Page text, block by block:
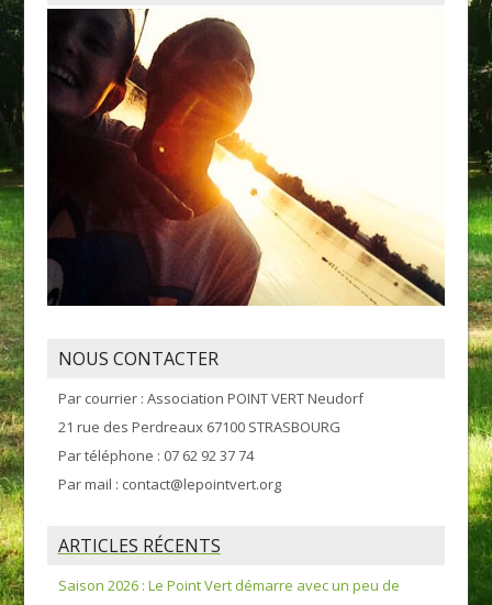
NOUS CONTACTER
Par courrier : Association POINT VERT Neudorf
21 rue des Perdreaux 67100 STRASBOURG
Par téléphone : 07 62 92 37 74
Par mail : contact@lepointvert.org
ARTICLES RÉCENTS
Saison 2026 : Le Point Vert démarre avec un peu de